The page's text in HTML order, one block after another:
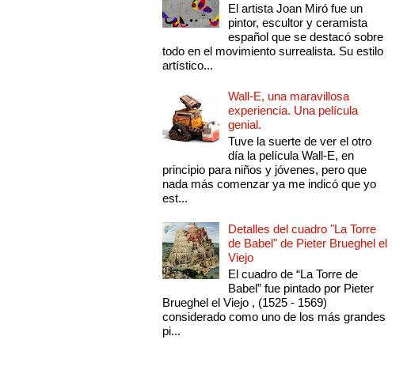
El artista Joan Miró fue un
pintor, escultor y ceramista
español que se destacó sobre
todo en el movimiento surrealista. Su estilo
artístico...
Wall-E, una maravillosa
experiencia. Una película
genial.
Tuve la suerte de ver el otro
día la película Wall-E, en
principio para niños y jóvenes, pero que
nada más comenzar ya me indicó que yo
est...
Detalles del cuadro "La Torre
de Babel" de Pieter Brueghel el
Viejo
El cuadro de “La Torre de
Babel” fue pintado por Pieter
Brueghel el Viejo , (1525 - 1569)
considerado como uno de los más grandes
pi...